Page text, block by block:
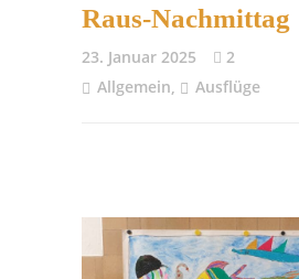
Raus-Nachmittag
23. Januar 2025
2
Allgemein, Ausflüge